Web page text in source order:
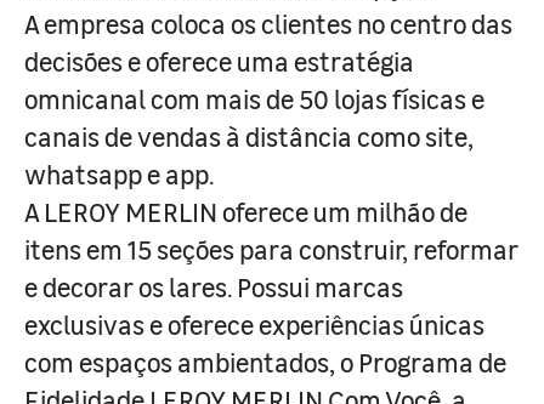
A empresa coloca os clientes no centro das
decisões e oferece uma estratégia
omnicanal com mais de 50 lojas físicas e
canais de vendas à distância como site,
whatsapp e app.
A LEROY MERLIN oferece um milhão de
itens em 15 seções para construir, reformar
e decorar os lares. Possui marcas
exclusivas e oferece experiências únicas
com espaços ambientados, o Programa de